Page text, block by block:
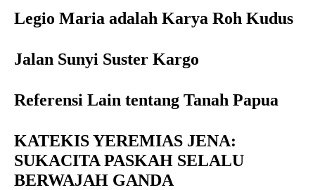
Legio Maria adalah Karya Roh Kudus
Jalan Sunyi Suster Kargo
Referensi Lain tentang Tanah Papua
KATEKIS YEREMIAS JENA:
SUKACITA PASKAH SELALU
BERWAJAH GANDA